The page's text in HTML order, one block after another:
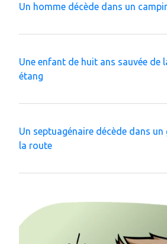
Un homme décède dans un
Une enfant de huit ans sauvée de
étang
Un septuagénaire décède dans
la route